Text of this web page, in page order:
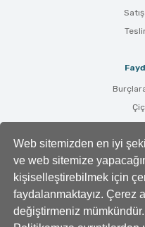
Web sitemizden en iyi
ve web sitemize
kişiselleştirebilmek için
faydalanmaktayız. Çerez
değiştirmeniz
Tüm